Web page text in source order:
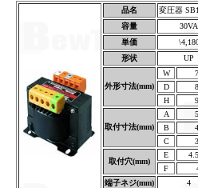
品名
変圧器
容量
30VA
単価
形状
UP
外形寸法(mm)
W
D
H
取付寸法(mm)
A
B
C
取付穴(mm)
E
F
端子ネジ(mm)
4